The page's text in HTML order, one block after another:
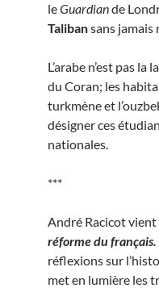
leGuardiande
Talibansans jamais
L’arabe n’est pas
du Coran; les
turkmène et
désigner ces
nationales.
***
André Racicot
réforme du français.
réflexions sur
met en lumière les